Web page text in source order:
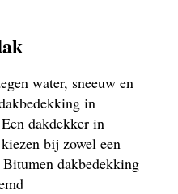
water, sneeuw en
in
dakdekker in
bij zowel een
dakbedekking